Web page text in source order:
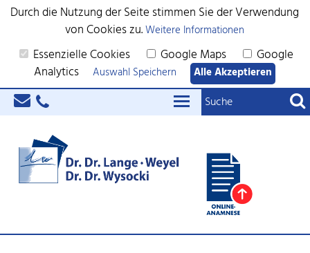
Durch die Nutzung der Seite stimmen Sie der Verwendung
von Cookies zu.Weitere Informationen
Essenzielle Cookies Google Maps Google
Analytics Auswahl Speichern Alle Akzeptieren